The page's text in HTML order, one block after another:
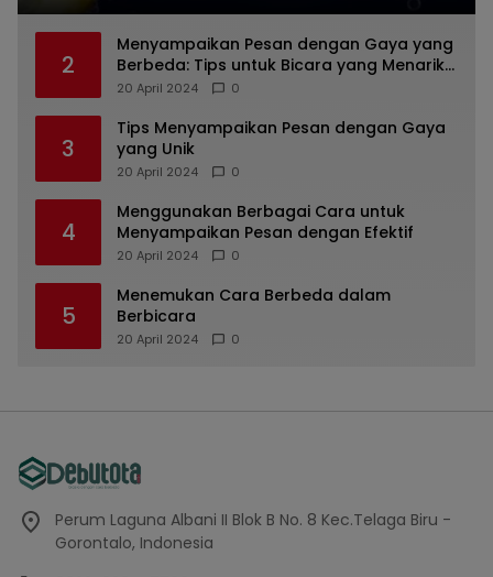
2
Menyampaikan Pesan dengan Gaya yang
Berbeda: Tips untuk Bicara yang Menarik
dan Unik
20 April 2024 0
3
Tips Menyampaikan Pesan dengan Gaya
yang Unik
20 April 2024 0
4
Menggunakan Berbagai Cara untuk
Menyampaikan Pesan dengan Efektif
20 April 2024 0
5
Menemukan Cara Berbeda dalam
Berbicara
20 April 2024 0
Perum Laguna Albani II Blok B No. 8 Kec.Telaga Biru -
Gorontalo, Indonesia